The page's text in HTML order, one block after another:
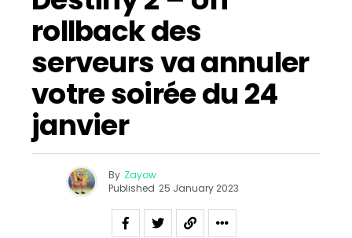
rollback des
serveurs va annuler
votre soirée du 24
janvier
By Zayow
Published 25 January 2023